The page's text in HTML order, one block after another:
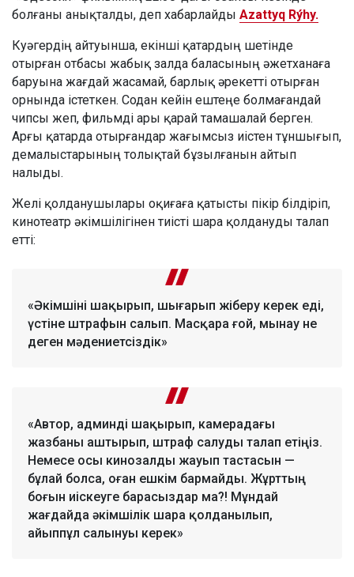
болғаны анықталды, деп хабарлайды Azattyq Rýhy.
Куәгердің айтуынша, екінші қатардың шетінде
отырған отбасы жабық залда баласының әжетханаға
баруына жағдай жасамай, барлық әрекетті отырған
орнында істеткен. Содан кейін ештеңе болмағандай
чипсы жеп, фильмді ары қарай тамашалай берген.
Арғы қатарда отырғандар жағымсыз иістен тұншығып,
демалыстарының толықтай бұзылғанын айтып
налыды.
Желі қолданушылары оқиғаға қатысты пікір білдіріп,
кинотеатр әкімшілігінен тиісті шара қолдануды талап
етті:
«Әкімшіні шақырып, шығарып жіберу керек еді,
үстіне штрафын салып. Масқара ғой, мынау не
деген мәдениетсіздік»
«Автор, админді шақырып, камерадағы
жазбаны аштырып, штраф салуды талап етіңіз.
Немесе осы кинозалды жауып тастасын —
бұлай болса, оған ешкім бармайды. Жұрттың
боғын иіскеуге барасыздар ма?! Мұндай
жағдайда әкімшілік шара қолданылып,
айыппұл салынуы керек»